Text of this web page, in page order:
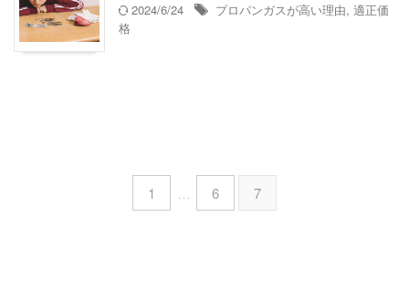
2024/6/24 プロパンガスが高い理由, 適正価
格
1 … 6 7